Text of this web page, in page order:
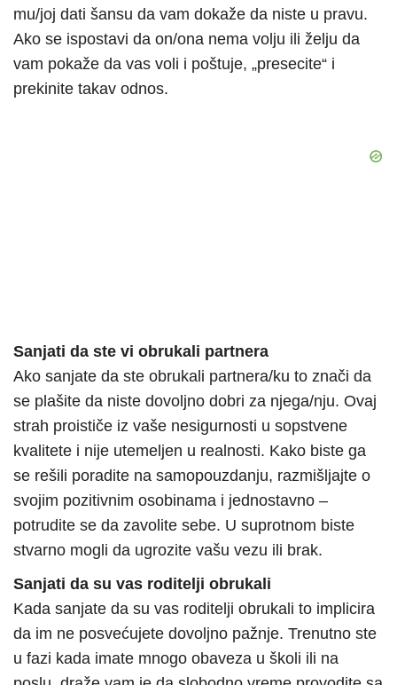
mu/joj dati šansu da vam dokaže da niste u pravu.
Ako se ispostavi da on/ona nema volju ili želju da
vam pokaže da vas voli i poštuje, „presecite“ i
prekinite takav odnos.
Sanjati da ste vi obrukali partnera
Ako sanjate da ste obrukali partnera/ku to znači da
se plašite da niste dovoljno dobri za njega/nju. Ovaj
strah proističe iz vaše nesigurnosti u sopstvene
kvalitete i nije utemeljen u realnosti. Kako biste ga
se rešili poradite na samopouzdanju, razmišljajte o
svojim pozitivnim osobinama i jednostavno –
potrudite se da zavolite sebe. U suprotnom biste
stvarno mogli da ugrozite vašu vezu ili brak.
Sanjati da su vas roditelji obrukali
Kada sanjate da su vas roditelji obrukali to implicira
da im ne posvećujete dovoljno pažnje. Trenutno ste
u fazi kada imate mnogo obaveza u školi ili na